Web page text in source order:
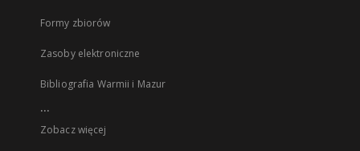
Formy zbiorów
Zasoby elektroniczne
Bibliografia Warmii i Mazur
...
Zobacz więcej